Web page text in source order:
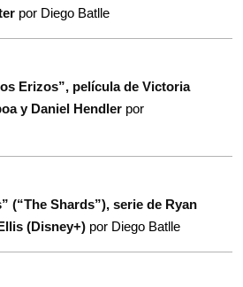
por Diego Batlle
Erizos”, película de Victoria
y Daniel Hendler por
(“The Shards”), serie de Ryan
(Disney+) por Diego Batlle